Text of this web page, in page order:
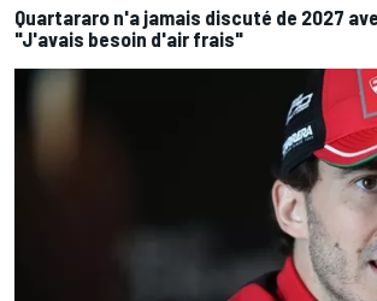
Quartararo n'a jamais discuté de 2027
"J'avais besoin d'air frais"